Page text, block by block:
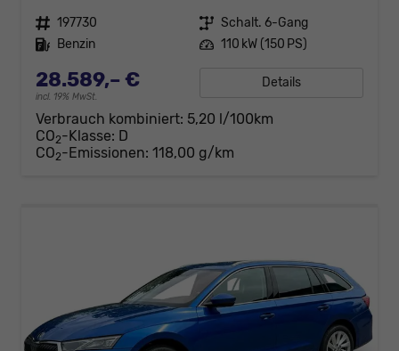
Fahrzeugnr. 197730 Getriebe Schalt. 6-Gang
Kraftstoff Benzin Leistung 110 kW (150 PS)
28.589,– €
incl. 19% MwSt.
Details
Verbrauch kombiniert: 5,20 l/100km
CO2-Klasse: D
CO2-Emissionen: 118,00 g/km